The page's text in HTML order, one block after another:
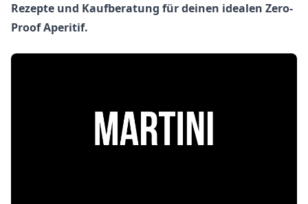
Rezepte und Kaufberatung für deinen idealen Zero-
Proof Aperitif.